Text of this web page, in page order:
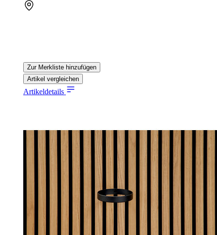
Zur Merkliste hinzufügen
Artikel vergleichen
Artikeldetails